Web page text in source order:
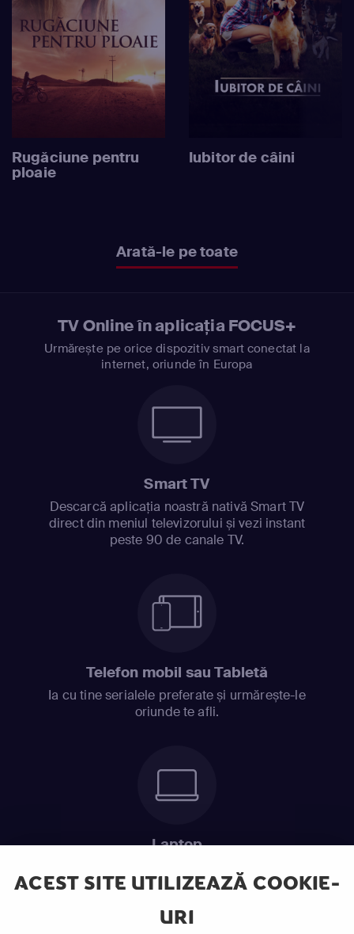
ACEST SITE UTILIZEAZĂ COOKIE-
URI
Rugăciune pentru
ploaie
Iubitor de câini
Arată-le pe toate
TV Online în aplicația FOCUS+
Urmărește pe orice dispozitiv smart conectat la
internet, oriunde în Europa
Smart TV
Descarcă aplicația noastră nativă Smart TV
direct din meniul televizorului și vezi instant
peste 90 de canale TV.
Telefon mobil sau Tabletă
Ia cu tine serialele preferate și urmărește-le
oriunde te afli.
Laptop
ABONEAZĂ-TE ACUM